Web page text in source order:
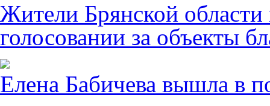
Жители Брянской области
голосовании за объекты
Елена Бабичева вышла в